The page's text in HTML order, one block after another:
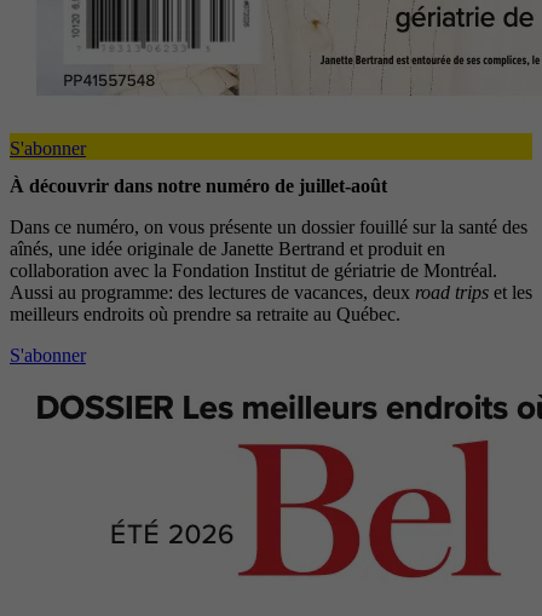
S'abonner
À découvrir dans notre numéro de juillet-août
Dans ce numéro, on vous présente un dossier fouillé sur la santé des
aînés, une idée originale de Janette Bertrand et produit en
collaboration avec la Fondation Institut de gériatrie de Montréal.
Aussi au programme: des lectures de vacances, deux road trips et les
meilleurs endroits où prendre sa retraite au Québec.
S'abonner